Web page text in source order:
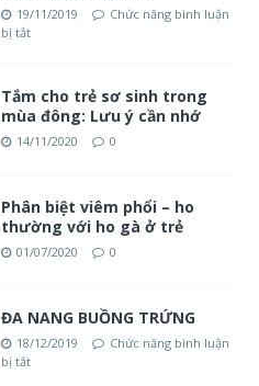
19/11/2019
Chức năng bình luận
bị tắt
Tắm cho trẻ sơ sinh trong
mùa đông: Lưu ý cần nhớ
14/11/2020 0
Phân biệt viêm phổi – ho
thường với ho gà ở trẻ
01/07/2020 0
ĐA NANG BUỒNG TRỨNG
18/12/2019
Chức năng bình luận
bị tắt